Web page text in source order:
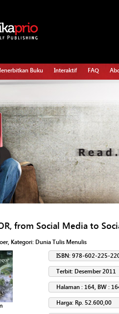
Buku Interaktif FAQ
from Social Media to
, Kategori: Dunia Tulis Menulis
ISBN: 978-602-225-
Terbit: Desember 2011
Halaman : 164, BW :
Harga: Rp. 52.600,00